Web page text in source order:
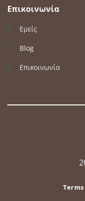
Επικοινωνία
Εμείς
Blog
Επικοινωνία
Terms